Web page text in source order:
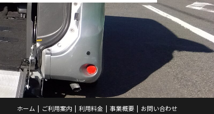
ホーム ご利用案内 利用料金 事業概要 お問い合わせ